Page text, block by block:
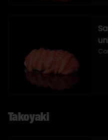
Takoyaki